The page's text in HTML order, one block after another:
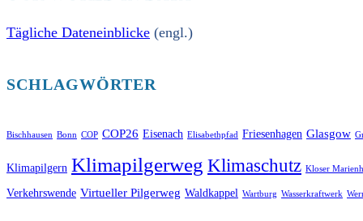
Tägliche Dateneinblicke (engl.)
SCHLAGWÖRTER
Bischhausen Bonn COP COP26 Eisenach Elisabethpfad Friesenhagen Glasgow
Klimapilgern Klimapilgerweg Klimaschutz Kloser
Verkehrswende Virtueller Pilgerweg Waldkappel Wartburg Wasserkraftwerk